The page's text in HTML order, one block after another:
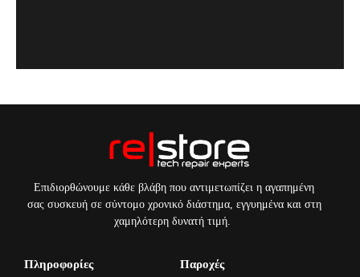
Επιδιορθώνουμε κάθε βλάβη που αντιμετωπίζει η αγαπημένη
σας συσκευή σε σύντομο χρονικό διάστημα, εγγυημένα και στη
χαμηλότερη δυνατή τιμή.
Πληροφορίες Παροχές